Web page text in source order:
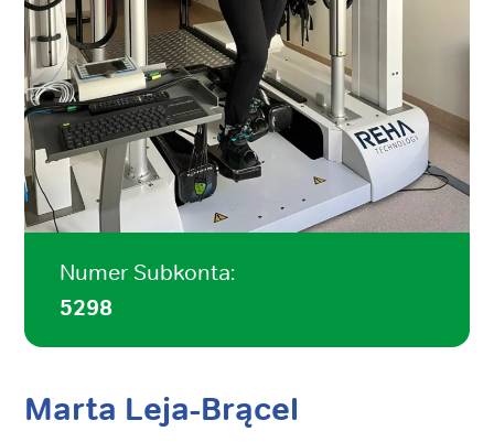
Numer Subkonta:
5298
Marta Leja-Brącel